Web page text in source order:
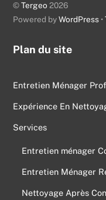
©Tergeo 2026
Powered byWordPress •
Plan du site
Entretien Ménager
Expérience En
Services
Entretien ménager
Entretien Ménager
Nettoyage Après